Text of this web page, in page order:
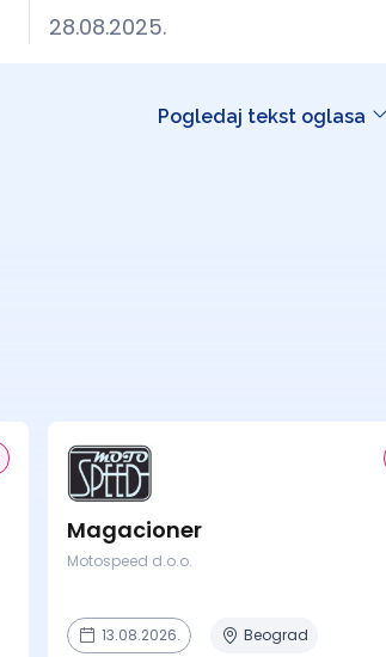
28.08.2025.
Pogledaj tekst oglasa
Magacioner
Motospeed d.o.o.
13.08.2026. Beograd